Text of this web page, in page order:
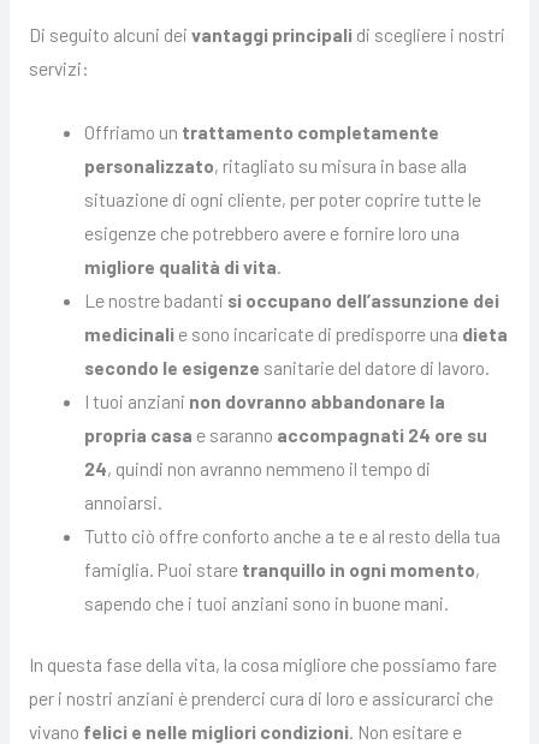
Di seguito alcuni dei vantaggi principalidi scegliere i nostri
servizi:
Offriamo un trattamento completamente
personalizzato, ritagliato su misura in base alla
situazione di ogni cliente, per poter coprire tutte le
esigenze che potrebbero avere e fornire loro una
migliore qualità di vita
Le nostre badanti si occupano dell’assunzione dei
medicinali e sono incaricate di predisporre una dieta
secondo le esigenze sanitarie del datore di lavoro.
I tuoi anziani non dovranno abbandonare la
propria casa e saranno accompagnati 24 ore su
24, quindi non avranno nemmeno il tempo di
annoiarsi.
Tutto ciò offre conforto anche a te e al resto della tua
famiglia. Puoi stare tranquillo in ogni momento,
sapendo che i tuoi anziani sono in buone mani.
In questa fase della vita, la cosa migliore che possiamo fare
per i nostri anziani è prenderci cura di loro e assicurarci che
vivano felici e nelle migliori condizioni. Non esitare e